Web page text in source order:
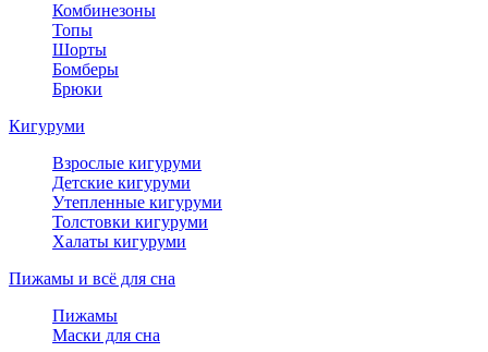
Комбинезоны
Топы
Шорты
Бомберы
Брюки
Кигуруми
Взрослые кигуруми
Детские кигуруми
Утепленные кигуруми
Толстовки кигуруми
Халаты кигуруми
Пижамы и всё для сна
Пижамы
Маски для сна